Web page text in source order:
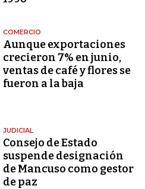
COMERCIO
Aunque exportaciones
crecieron 7% en junio,
ventas de café y flores se
fueron a la baja
JUDICIAL
Consejo de Estado
suspende designación
de Mancuso como gestor
de paz